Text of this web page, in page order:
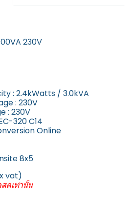
230V
: 2.4kWatts / 3.0kVA
: 230V
: 230V
320 C14
Online
8x5
vat)
ดเท่านั้น